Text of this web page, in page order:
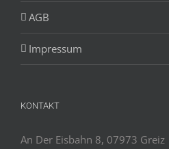
AGB
Impressum
KONTAKT
An Der Eisbahn 8, 07973 Greiz